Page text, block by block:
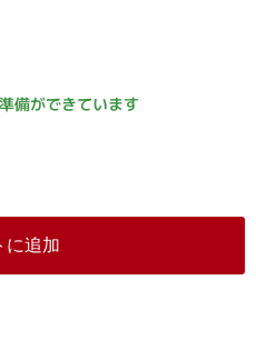
備ができています
に追加